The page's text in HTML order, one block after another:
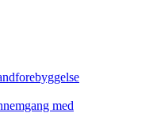
med